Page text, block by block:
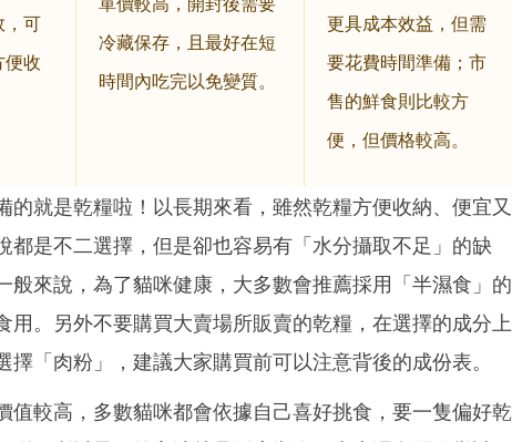
，可
便收
冷藏保存，且最好在短
時間內吃完以免變質。
更具成本效益，但需
要花費時間準備；市
售的鮮食則比較方
便，但價格較高。
的就是乾糧啦！以長期來看，雖然乾糧方便收納、便宜又
都是不二選擇，但是卻也容易有「水分攝取不足」的缺
般來說，為了貓咪健康，大多數會推薦採用「半濕食」的
用。另外不要購買大賣場所販賣的乾糧，在選擇的成分上
「肉粉」，建議大家購買前可以注意背後的成份表。
值較高，多數貓咪都會依據自己喜好挑食，要一隻偏好乾